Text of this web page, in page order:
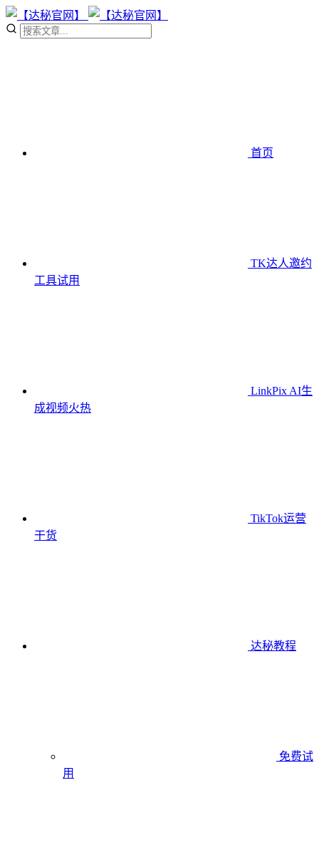
首页
TK达人邀约
工具试用
LinkPix AI生
成视频火热
TikTok运营
干货
达秘教程
免费试
用